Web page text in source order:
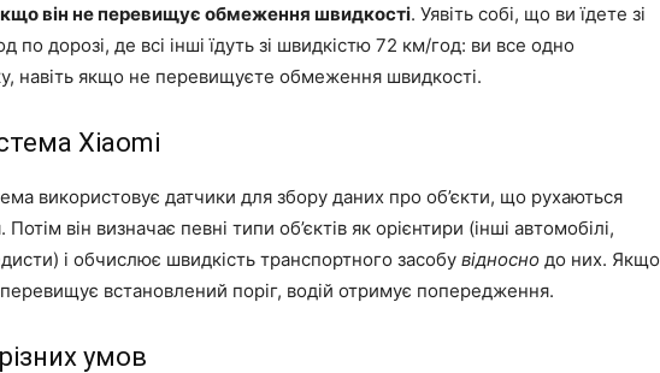
він не перевищує обмеження швидкості. Уявіть собі, що ви їдете зі
по дорозі, де всі інші їдуть зі швидкістю 72 км/год: ви все одно
навіть якщо не перевищуєте обмеження швидкості.
Xiaomi
використовує датчики для збору даних про об’єкти, що рухаються
він визначає певні типи об’єктів як орієнтири (інші автомобілі,
і обчислює швидкість транспортного засобу відносно до них. Якщо
перевищує встановлений поріг, водій отримує попередження.
умов